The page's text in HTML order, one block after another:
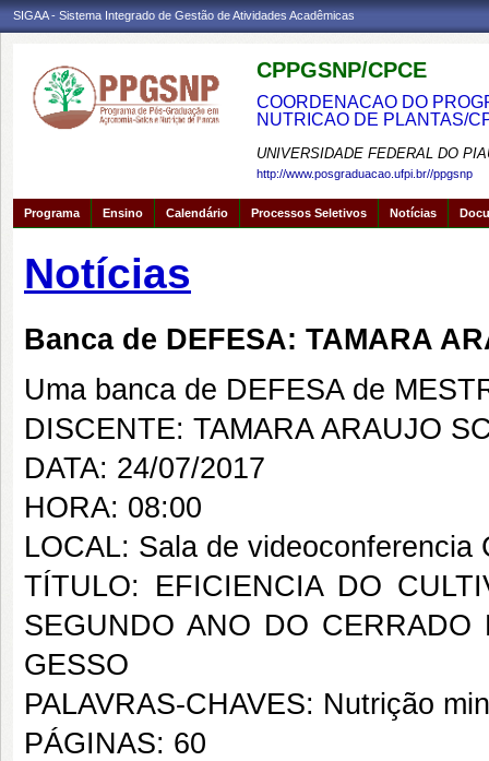
SIGAA - Sistema Integrado de Gestão de Atividades Acadêmicas
CPPGSNP/CPCE
COORDENACAO DO
NUTRICAO DE PLANTAS/
UNIVERSIDADE FEDERAL DO
http://www.posgraduacao.ufpi.br//ppgsnp
Programa Ensino Calendário Processos Seletivos Notícias
Notícias
Banca de DEFESA: TAMARA
Uma banca de DEFESA de
DISCENTE: TAMARA ARAUJO
DATA: 24/07/2017
HORA: 08:00
LOCAL: Sala de videoconferencia
TÍTULO: EFICIENCIA DO
SEGUNDO ANO DO
GESSO
PALAVRAS-CHAVES: Nutrição
PÁGINAS: 60